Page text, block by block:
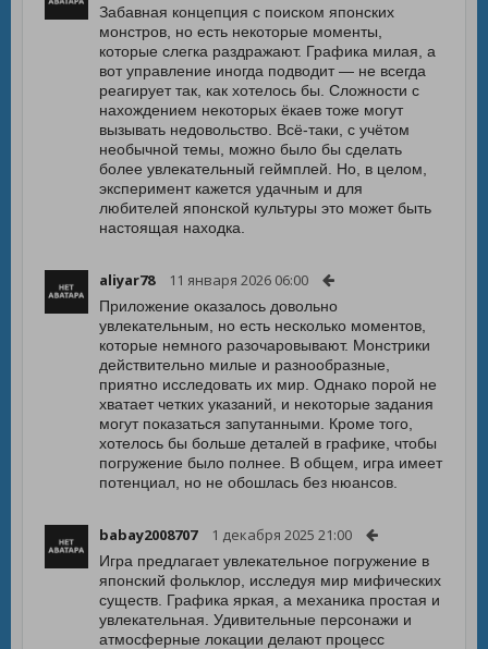
Забавная концепция с поиском японских
монстров, но есть некоторые моменты,
которые слегка раздражают. Графика милая, а
вот управление иногда подводит — не всегда
реагирует так, как хотелось бы. Сложности с
нахождением некоторых ёкаев тоже могут
вызывать недовольство. Всё-таки, с учётом
необычной темы, можно было бы сделать
более увлекательный геймплей. Но, в целом,
эксперимент кажется удачным и для
любителей японской культуры это может быть
настоящая находка.
aliyar78 11 января 2026 06:00
Приложение оказалось довольно
увлекательным, но есть несколько моментов,
которые немного разочаровывают. Монстрики
действительно милые и разнообразные,
приятно исследовать их мир. Однако порой не
хватает четких указаний, и некоторые задания
могут показаться запутанными. Кроме того,
хотелось бы больше деталей в графике, чтобы
погружение было полнее. В общем, игра имеет
потенциал, но не обошлась без нюансов.
babay2008707 1 декабря 2025 21:00
Игра предлагает увлекательное погружение в
японский фольклор, исследуя мир мифических
существ. Графика яркая, а механика простая и
увлекательная. Удивительные персонажи и
атмосферные локации делают процесс